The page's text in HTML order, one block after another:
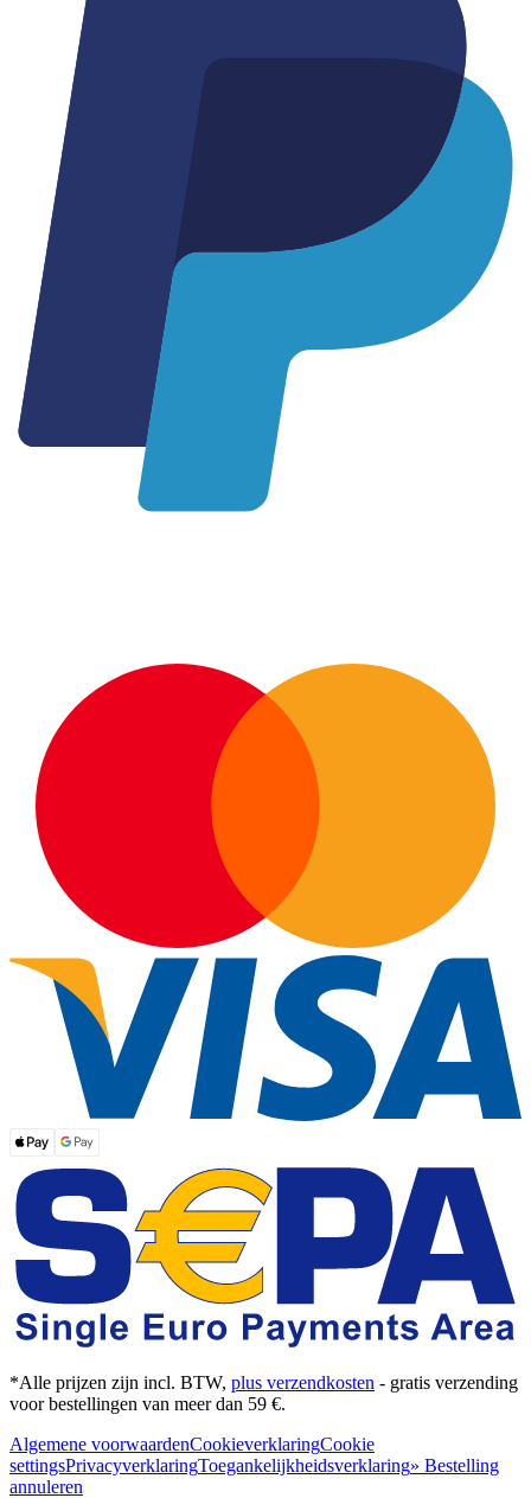
*Alle prijzen zijn incl. BTW, plus verzendkosten - gratis verzending
voor bestellingen van meer dan 59 €.
Algemene voorwaardenCookieverklaringCookie
settingsPrivacyverklaringToegankelijkheidsverklaring» Bestelling
annuleren